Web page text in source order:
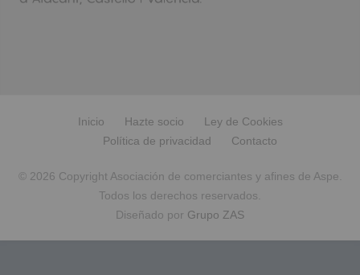
Inicio Hazte socio
Ley de Cookies
Política de privacidad
Contacto
© 2026 Copyright Asociación de comerciantes y afines de Aspe.
Todos los derechos reservados.
Diseñado por Grupo ZAS